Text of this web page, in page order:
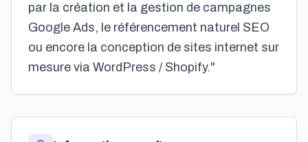
par la création et la gestion de campagnes
Google Ads, le référencement naturel SEO
ou encore la conception de sites internet sur
mesure via WordPress / Shopify."